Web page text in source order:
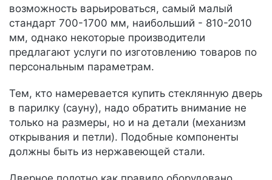
возможность варьироваться, самый малый
стандарт 700-1700 мм, наибольший - 810-2010
мм, однако некоторые производители
предлагают услуги по изготовлению товаров по
персональным параметрам.
Тем, кто намеревается купить стеклянную дверь
в парилку (сауну), надо обратить внимание не
только на размеры, но и на детали (механизм
открывания и петли). Подобные компоненты
должны быть из нержавеющей стали.